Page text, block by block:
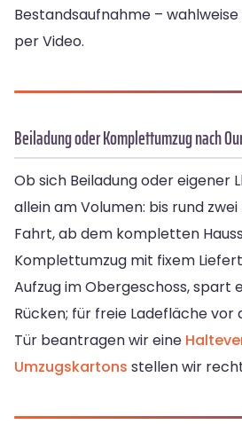
Bestandsaufnahme –
per Video.
Beiladung oder Komplettumzug nach
Ob sich Beiladung oder eigener
allein am Volumen: bis rund
Fahrt, ab dem kompletten
Komplettumzug mit fixem
Aufzug im Obergeschoss, spart
Rücken; für freie Ladefläche vor
Tür beantragen wir eine
Umzugskartons stellen wir